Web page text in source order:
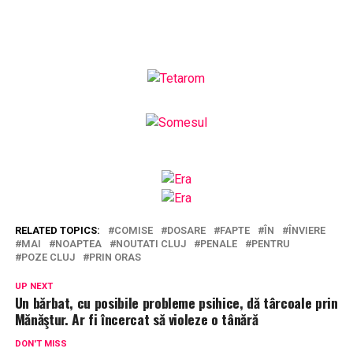
RELATED TOPICS: COMISE DOSARE FAPTE ÎN
ÎNVIERE
MAI
NOAPTEA NOUTATI CLUJ PENALE
PENTRU
POZE CLUJ
PRIN ORAS
UP NEXT
Un bărbat, cu posibile probleme psihice, dă târcoale prin
Mănăştur. Ar fi încercat să violeze o tânără
DON'T MISS